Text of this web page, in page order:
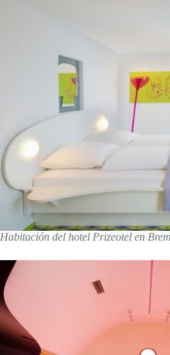
Habitación del hotel Prizeotel en